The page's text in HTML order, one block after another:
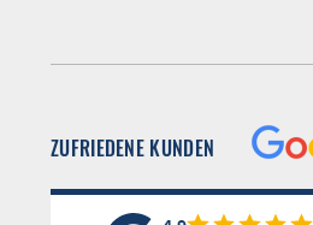
ZUFRIEDENE KUNDEN